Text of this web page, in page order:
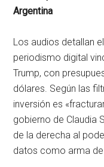
Argentina
Los audios detallan
periodismo digital
Trump, con
dólares. Según las
inversión es
gobierno de Claudia
de la derecha al
datos como arma